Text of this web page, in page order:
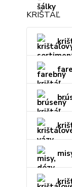
KRIŠTÁĽ